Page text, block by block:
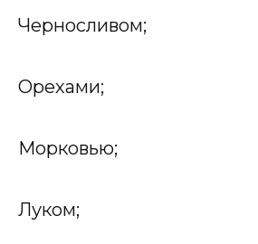
Черносливом;
Орехами;
Морковью;
Луком;